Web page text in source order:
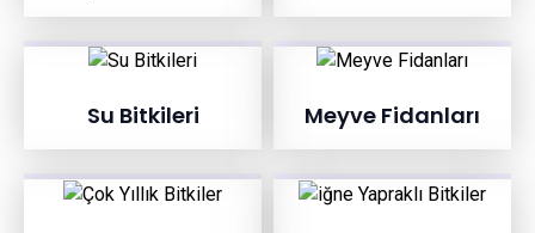
Su Bitkileri Meyve Fidanları